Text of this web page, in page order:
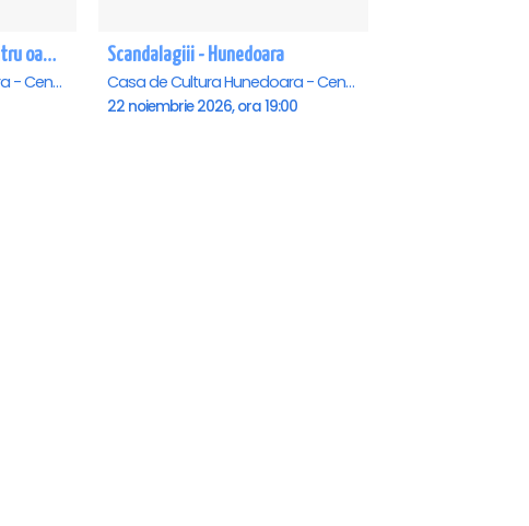
Micul Print - spectacol pentru oameni mari - Hunedoara
Casa de Cultura Hunedoara - Centrul Cultural Corviniana , Hunedoara
Scandalagiii - Hunedoara
Casa de Cultura Hunedoara - Centrul Cultural Corviniana , Hunedoara
22 noiembrie 2026, ora 19:00